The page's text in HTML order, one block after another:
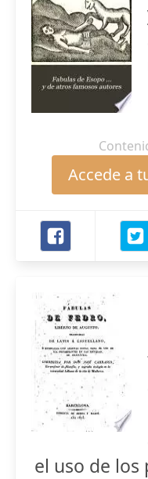
Accede a
el uso de los